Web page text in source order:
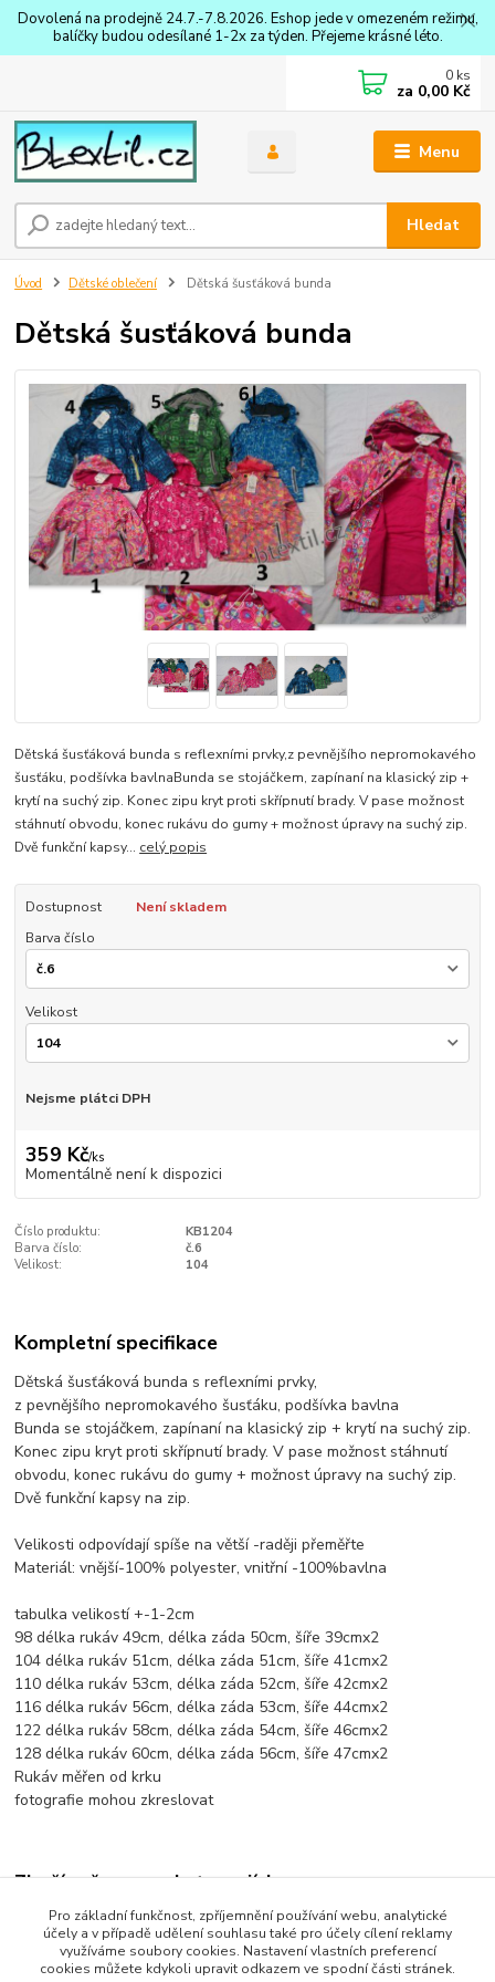
Dovolená na prodejně 24.7.-7.8.2026. Eshop jede v omezeném režimu,
balíčky budou odesílané 1-2x za týden. Přejeme krásné léto.
Menu
Hledat
0 ks
za 0,00 Kč
Úvod Dětské oblečení Dětská šusťáková bunda
Dětská šusťáková bunda
Dětská šusťáková bunda s reflexními prvky,z pevnějšího nepromokavého
šusťáku, podšívka bavlnaBunda se stojáčkem, zapínaní na klasický zip +
krytí na suchý zip. Konec zipu kryt proti skřípnutí brady. V pase možnost
stáhnutí obvodu, konec rukávu do gumy + možnost úpravy na suchý zip.
Dvě funkční kapsy... celý popis
Dostupnost
Není skladem
Barva číslo
Velikost
Nejsme plátci DPH
359 Kč/ks
Momentálně není k dispozici
Číslo produktu:
KB1204
Barva číslo:
č.6
Velikost:
104
Kompletní specifikace
Dětská šusťáková bunda s reflexními prvky,
z pevnějšího nepromokavého šusťáku, podšívka bavlna
Bunda se stojáčkem, zapínaní na klasický zip + krytí na suchý zip.
Konec zipu kryt proti skřípnutí brady. V pase možnost stáhnutí
obvodu, konec rukávu do gumy + možnost úpravy na suchý zip.
Dvě funkční kapsy na zip.
Velikosti odpovídají spíše na větší -raději přeměřte
Materiál: vnější-100% polyester, vnitřní -100%bavlna
tabulka velikostí +-1-2cm
98 délka rukáv 49cm, délka záda 50cm, šíře 39cmx2
104 délka rukáv 51cm, délka záda 51cm, šíře 41cmx2
110 délka rukáv 53cm, délka záda 52cm, šíře 42cmx2
116 délka rukáv 56cm, délka záda 53cm, šíře 44cmx2
122 délka rukáv 58cm, délka záda 54cm, šíře 46cmx2
128 délka rukáv 60cm, délka záda 56cm, šíře 47cmx2
Rukáv měřen od krku
fotografie mohou zkreslovat
Zboží zařazeno v kategoriích
Dětské oblečení
Dětské bundy a kabáty
Pro základní funkčnost, zpříjemnění používání webu, analytické
účely a v případě udělení souhlasu také pro účely cílení reklamy
využíváme soubory cookies. Nastavení vlastních preferencí
cookies můžete kdykoli upravit odkazem ve spodní části stránek.